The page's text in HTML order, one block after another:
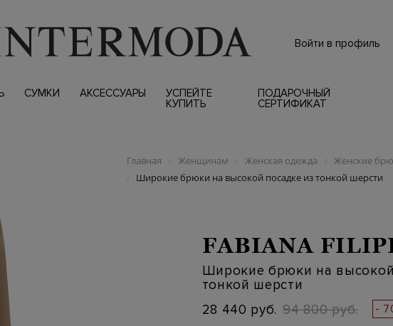
Войти в профиль
СУМКИ АКСЕССУАРЫ
УСПЕЙТЕ
КУПИТЬ
ПОДАРОЧНЫЙ
СЕРТИФИКАТ
Главная / Женщинам / Женская одежда / Женские
/ Широкие брюки на высокой посадке из тонкой шерсти
FABIANA
Широкие брюки на
тонкой шерсти
28 440 руб. 94 800 руб. -